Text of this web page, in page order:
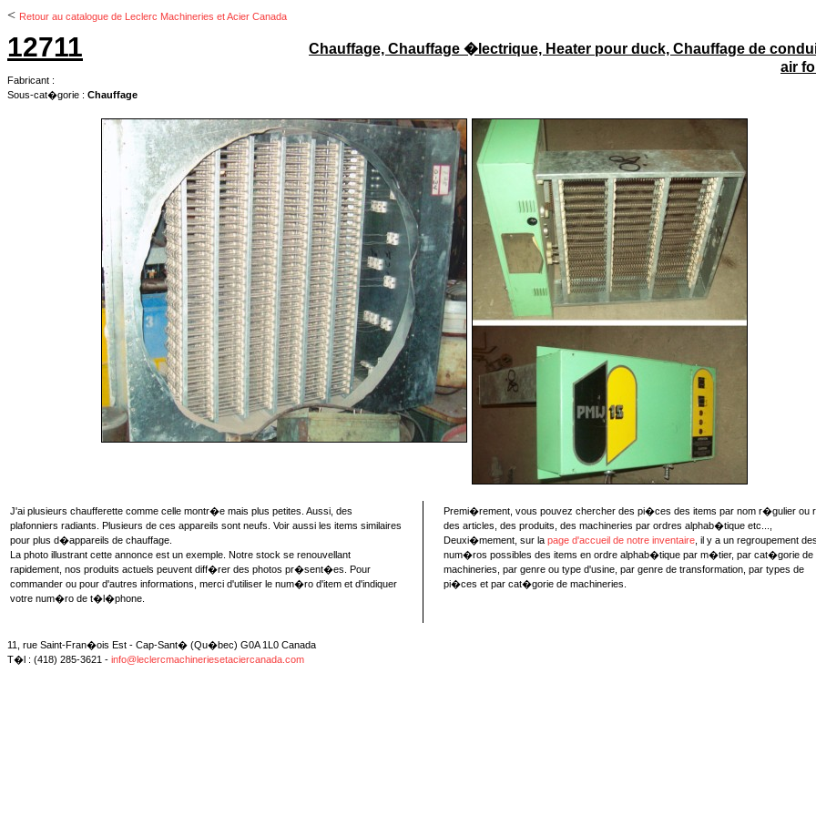
< Retour au catalogue de Leclerc Machineries et Acier Canada
12711
Fabricant :
Sous-cat�gorie : Chauffage
Chauffage, Chauffage �lectrique, Heater pour duck, Chauffage de
air
J'ai plusieurs chaufferette comme celle montr�e mais plus petites. Aussi, des
plafonniers radiants. Plusieurs de ces appareils sont neufs. Voir aussi les items similaires
pour plus d�appareils de chauffage.
La photo illustrant cette annonce est un exemple. Notre stock se renouvellant
rapidement, nos produits actuels peuvent diff�rer des photos pr�sent�es. Pour
commander ou pour d'autres informations, merci d'utiliser le num�ro d'item et d'indiquer
votre num�ro de t�l�phone.
Premi�rement, vous pouvez chercher des pi�ces des items par nom r�gulier ou
des articles, des produits, des machineries par ordres alphab�tique etc...,
Deuxi�mement, sur la page d'accueil de notre inventaire , il y a un regroupement des
num�ros possibles des items en ordre alphab�tique par m�tier, par cat�gorie de
machineries, par genre ou type d'usine, par genre de transformation, par types de
pi�ces et par cat�gorie de machineries.
11, rue Saint-Fran�ois Est - Cap-Sant� (Qu�bec) G0A 1L0 Canada
T�l : (418) 285-3621 - info@leclercmachineriesetaciercanada.com